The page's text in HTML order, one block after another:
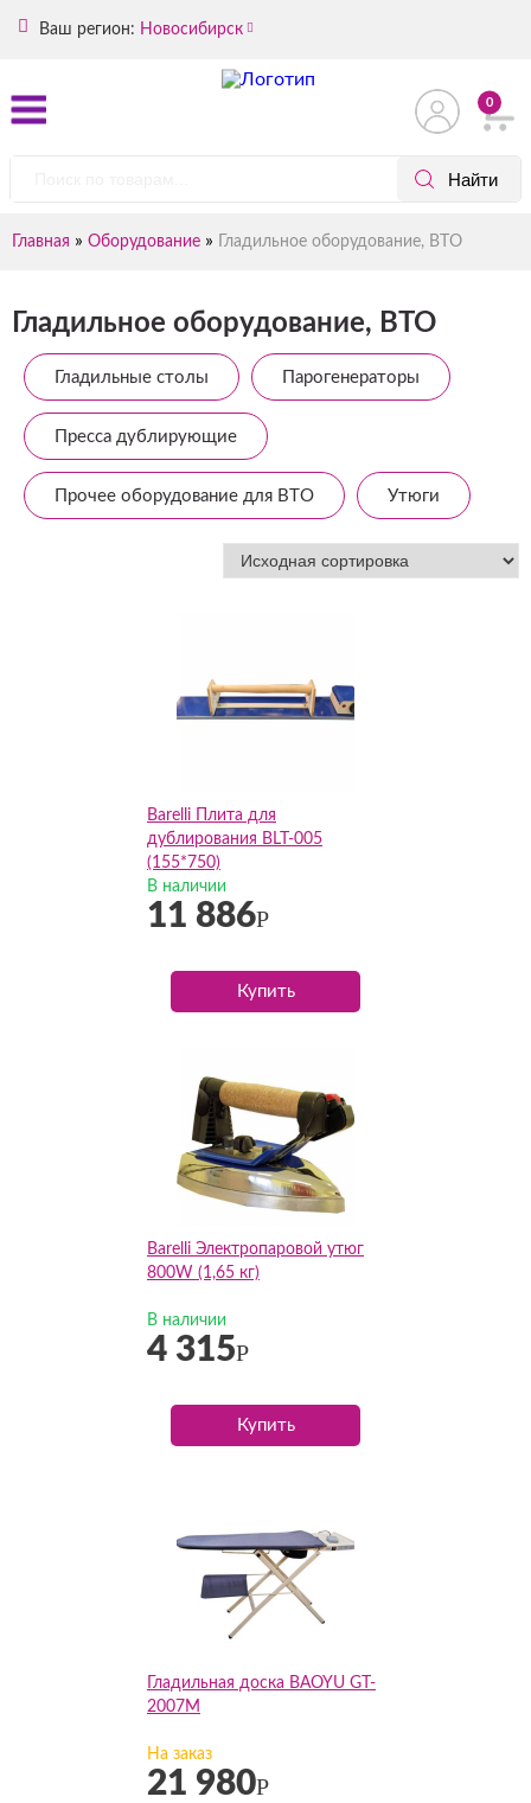
Ваш регион: Новосибирск
0
Главная » Оборудование » Гладильное оборудование, ВТО
Гладильное оборудование, ВТО
Гладильные столы Парогенераторы
Пресса дублирующие
Прочее оборудование для ВТО Утюги
Barelli Плита для
дублирования BLT-005
(155*750)
В наличии
11 886Р
Купить
Barelli Электропаровой утюг
800W (1,65 кг)
В наличии
4 315Р
Купить
Гладильная доска BAOYU GT-
2007M
На заказ
21 980Р